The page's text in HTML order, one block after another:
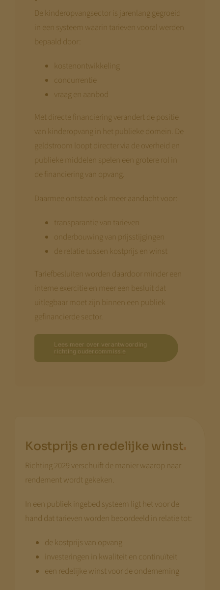
De kinderopvangsector is jarenlang gegroeid
in een systeem waarin tarieven vooral werden
bepaald door:
kostenontwikkeling
concurrentie
vraag en aanbod
Met directe financiering verandert de positie
van kinderopvang in het publieke domein. De
geldstroom loopt directer via de overheid en
publieke middelen spelen een grotere rol in
de financiering van opvang.
Daarmee ontstaat ook meer aandacht voor:
transparantie van tarieven
onderbouwing van prijsstijgingen
de relatie tussen kostprijs en winst
Tariefbesluiten worden daardoor minder een
interne exercitie en meer een besluit dat
uitlegbaar moet zijn binnen een publiek
gefinancierde sector.
Lees meer over verantwoording
richting oudercommissie
Kostprijs en redelijke winst.
Richting 2029 verschuift de manier waarop naar
rendement wordt gekeken.
In een publiek ingebed systeem ligt het voor de
hand dat tarieven worden beoordeeld in relatie tot:
de kostprijs van opvang
investeringen in kwaliteit en continuïteit
een redelijke winst voor de onderneming